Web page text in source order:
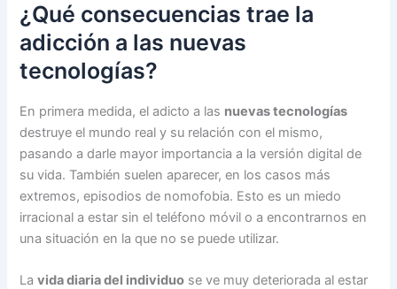
¿Qué consecuencias trae la
adicción a las nuevas
tecnologías?
En primera medida, el adicto a las nuevas tecnologías
destruye el mundo real y su relación con el mismo,
pasando a darle mayor importancia a la versión digital de
su vida. También suelen aparecer, en los casos más
extremos, episodios de nomofobia. Esto es un miedo
irracional a estar sin el teléfono móvil o a encontrarnos en
una situación en la que no se puede utilizar.
Lavida diaria del individuo se ve muy deteriorada al estar